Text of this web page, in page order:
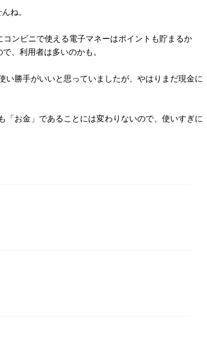
ね。
ンビニで使える電子マネーはポイントも貯まるか
、利用者は多いのかも。
勝手がいいと思っていましたが、やはりまだ現金に
お金」であることには変わりないので、使いすぎに